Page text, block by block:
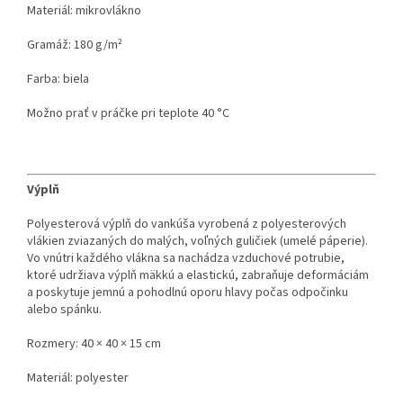
Materiál: mikrovlákno
Gramáž: 180 g/m²
Farba: biela
Možno prať v práčke pri teplote 40 °C
Výplň
Polyesterová výplň do vankúša vyrobená z polyesterových
vlákien zviazaných do malých, voľných guličiek (umelé páperie).
Vo vnútri každého vlákna sa nachádza vzduchové potrubie,
ktoré udržiava výplň mäkkú a elastickú, zabraňuje deformáciám
a poskytuje jemnú a pohodlnú oporu hlavy počas odpočinku
alebo spánku.
Rozmery: 40 × 40 × 15 cm
Materiál: polyester